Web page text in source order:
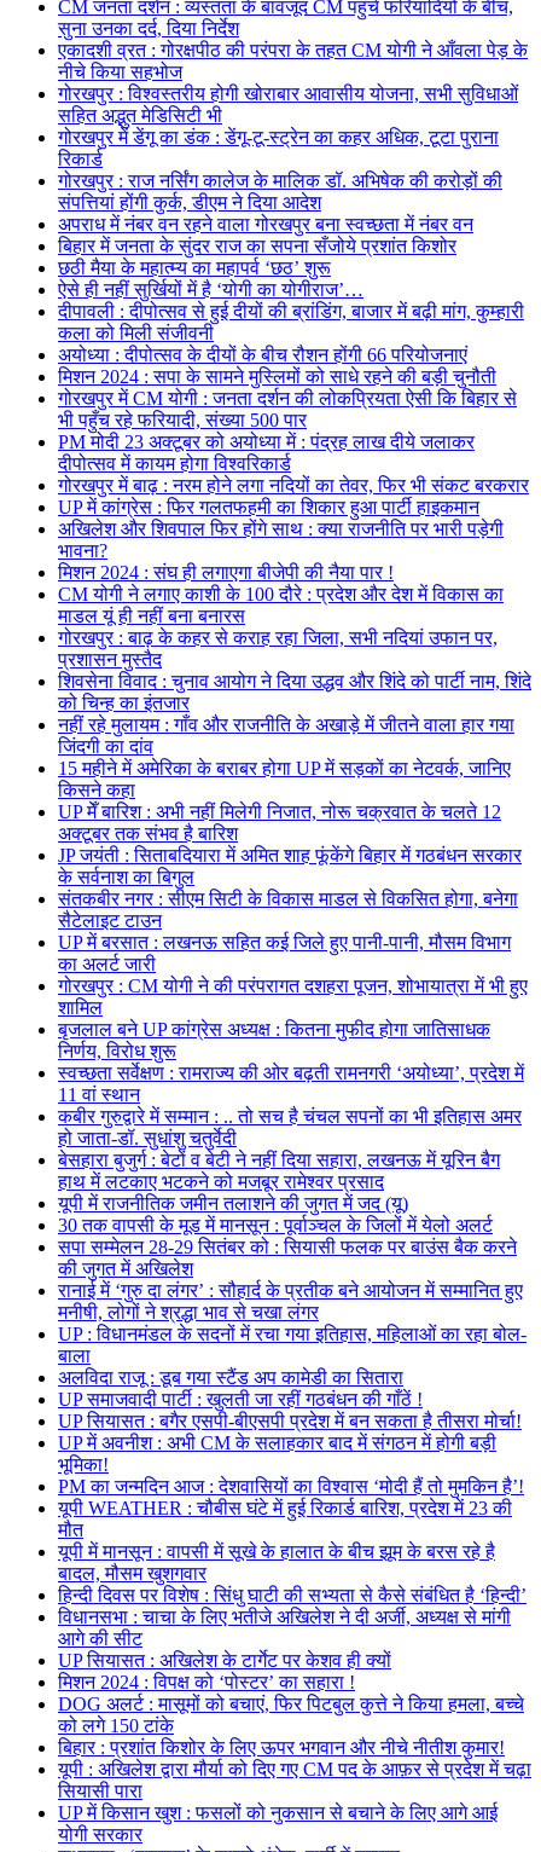
CM जनता दर्शन : व्यस्तता के बावजूद CM पहुंचे फरियादियों के बीच,
सुना उनका दर्द, दिया निर्देश
एकादशी व्रत : गोरक्षपीठ की परंपरा के तहत CM योगी ने आँवला पेड़ के
नीचे किया सहभोज
गोरखपुर : विश्वस्तरीय होगी खोराबार आवासीय योजना, सभी सुविधाओं
सहित अद्भुत मेडिसिटी भी
गोरखपुर में डेंगू का डंक : डेंगू-टू-स्ट्रेन का कहर अधिक, टूटा पुराना
रिकार्ड
गोरखपुर : राज नर्सिंग कालेज के मालिक डॉ. अभिषेक की करोड़ों की
संपत्तियां होंगी कुर्क, डीएम ने दिया आदेश
अपराध में नंबर वन रहने वाला गोरखपुर बना स्वच्छता में नंबर वन
बिहार में जनता के सुंदर राज का सपना सँजोये प्रशांत किशोर
छठी मैया के महात्म्य का महापर्व ‘छठ’ शुरू
ऐसे ही नहीं सुर्खियों में है ‘योगी का योगीराज’…
दीपावली : दीपोत्सव से हुई दीयों की ब्रांडिंग, बाजार में बढ़ी मांग, कुम्हारी
कला को मिली संजीवनी
अयोध्या : दीपोत्सव के दीयों के बीच रौशन होंगी 66 परियोजनाएं
मिशन 2024 : सपा के सामने मुस्लिमों को साधे रहने की बड़ी चुनौती
गोरखपुर में CM योगी : जनता दर्शन की लोकप्रियता ऐसी कि बिहार से
भी पहुँच रहे फरियादी, संख्या 500 पार
PM मोदी 23 अक्टूबर को अयोध्या में : पंद्रह लाख दीये जलाकर
दीपोत्सव में कायम होगा विश्वरिकार्ड
गोरखपुर में बाढ़ : नरम होने लगा नदियों का तेवर, फिर भी संकट बरकरार
UP में कांग्रेस : फिर गलतफहमी का शिकार हुआ पार्टी हाइकमान
अखिलेश और शिवपाल फिर होंगे साथ : क्या राजनीति पर भारी पड़ेगी
भावना?
मिशन 2024 : संघ ही लगाएगा बीजेपी की नैया पार !
CM योगी ने लगाए काशी के 100 दौरे : प्रदेश और देश में विकास का
माडल यूं ही नहीं बना बनारस
गोरखपुर : बाढ़ के कहर से कराह रहा जिला, सभी नदियां उफान पर,
प्रशासन मुस्तैद
शिवसेना विवाद : चुनाव आयोग ने दिया उद्धव और शिंदे को पार्टी नाम, शिंदे
को चिन्ह का इंतजार
नहीं रहे मुलायम : गाँव और राजनीति के अखाड़े में जीतने वाला हार गया
जिंदगी का दांव
15 महीने में अमेरिका के बराबर होगा UP में सड़कों का नेटवर्क, जानिए
किसने कहा
UP मेँ बारिश : अभी नहीं मिलेगी निजात, नोरू चक्रवात के चलते 12
अक्टूबर तक संभव है बारिश
JP जयंती : सिताबदियारा में अमित शाह फूंकेंगे बिहार में गठबंधन सरकार
के सर्वनाश का बिगुल
संतकबीर नगर : सीएम सिटी के विकास माडल से विकसित होगा, बनेगा
सैटेलाइट टाउन
UP में बरसात : लखनऊ सहित कई जिले हुए पानी-पानी, मौसम विभाग
का अलर्ट जारी
गोरखपुर : CM योगी ने की परंपरागत दशहरा पूजन, शोभायात्रा में भी हुए
शामिल
बृजलाल बने UP कांग्रेस अध्यक्ष : कितना मुफीद होगा जातिसाधक
निर्णय, विरोध शुरू
स्वच्छता सर्वेक्षण : रामराज्य की ओर बढ़ती रामनगरी ‘अयोध्या’, प्रदेश में
11 वां स्थान
कबीर गुरुद्वारे में सम्मान : .. तो सच है चंचल सपनों का भी इतिहास अमर
हो जाता-डॉ. सुधांशु चतुर्वेदी
बेसहारा बुजुर्ग : बेटों व बेटी ने नहीं दिया सहारा, लखनऊ में यूरिन बैग
हाथ में लटकाए भटकने को मजबूर रामेश्वर प्रसाद
यूपी में राजनीतिक जमीन तलाशने की जुगत में जद (यू)
30 तक वापसी के मूड में मानसून : पूर्वाञ्चल के जिलों में येलो अलर्ट
सपा सम्मेलन 28-29 सितंबर को : सियासी फलक पर बाउंस बैक करने
की जुगत में अखिलेश
रानाई में ‘गुरु दा लंगर’ : सौहार्द के प्रतीक बने आयोजन में सम्मानित हुए
मनीषी, लोगों ने श्रद्धा भाव से चखा लंगर
UP : विधानमंडल के सदनों में रचा गया इतिहास, महिलाओं का रहा बोल-
बाला
अलविदा राजू : डूब गया स्टैंड अप कामेडी का सितारा
UP समाजवादी पार्टी : खुलती जा रहीं गठबंधन की गाँठें !
UP सियासत : बगैर एसपी-बीएसपी प्रदेश में बन सकता है तीसरा मोर्चा!
UP में अवनीश : अभी CM के सलाहकार बाद में संगठन में होगी बड़ी
भूमिका!
PM का जन्मदिन आज : देशवासियों का विश्वास ‘मोदी हैं तो मुमकिन है’!
यूपी WEATHER : चौबीस घंटे में हुई रिकार्ड बारिश, प्रदेश में 23 की
मौत
यूपी में मानसून : वापसी में सूखे के हालात के बीच झूम के बरस रहे है
बादल, मौसम खुशगवार
हिन्दी दिवस पर विशेष : सिंधु घाटी की सभ्यता से कैसे संबंधित है ‘हिन्दी’
विधानसभा : चाचा के लिए भतीजे अखिलेश ने दी अर्जी, अध्यक्ष से मांगी
आगे की सीट
UP सियासत : अखिलेश के टार्गेट पर केशव ही क्यों
मिशन 2024 : विपक्ष को ‘पोस्टर’ का सहारा !
DOG अलर्ट : मासूमों को बचाएं, फिर पिटबुल कुत्ते ने किया हमला, बच्चे
को लगे 150 टांके
बिहार : प्रशांत किशोर के लिए ऊपर भगवान और नीचे नीतीश कुमार!
यूपी : अखिलेश द्वारा मौर्या को दिए गए CM पद के आफ़र से प्रदेश में चढ़ा
सियासी पारा
UP में किसान खुश : फसलों को नुकसान से बचाने के लिए आगे आई
योगी सरकार